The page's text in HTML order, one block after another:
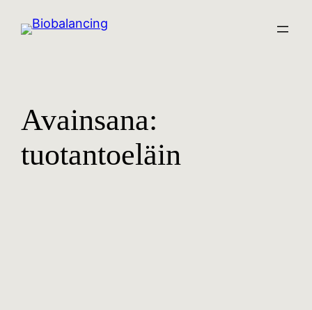
Avainsana:
tuotantoeläin